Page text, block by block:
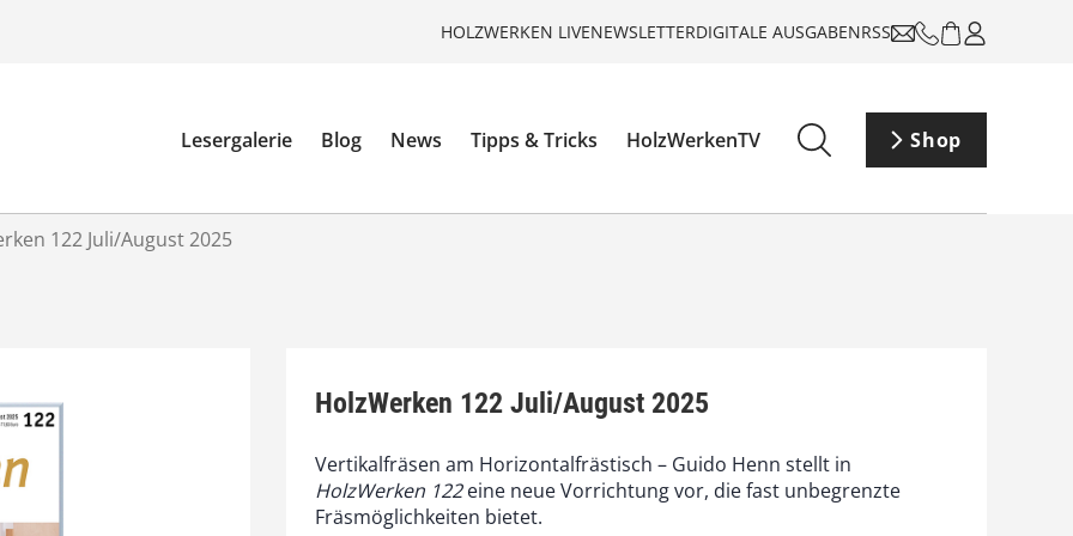
HOLZWERKEN LIVENEWSLETTERDIGITALE AUSGABENRSS
Lesergalerie Blog News Tipps & Tricks HolzWerkenTV Shop
122 Juli/August 2025
HolzWerken 122 Juli/August 2025
Vertikalfräsen am Horizontalfrästisch – Guido Henn stellt in
HolzWerken 122eine neue Vorrichtung vor, die fast unbegrenzte
Fräsmöglichkeiten bietet.